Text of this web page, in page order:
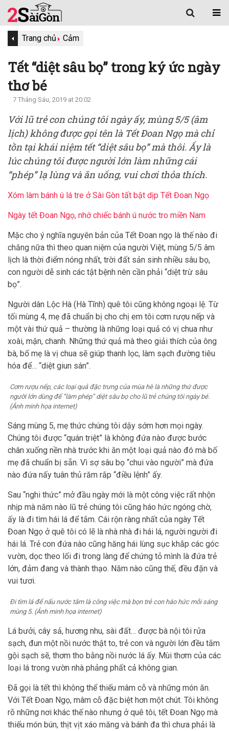
Trang chủ Cảm
Tết “diệt sâu bọ” trong ký ức ngày
thơ bé
7 Tháng Sáu, 2019 at 20:02
Với lũ trẻ con chúng tôi ngày ấy, mùng 5/5 (âm
lịch) không được gọi tên là Tết Đoan Ngọ mà chỉ
tồn tại khái niệm tết “diệt sâu bọ” mà thôi. Ấy là
lúc chúng tôi được người lớn làm những cái
“phép” lạ lùng và ăn uống, vui chơi thỏa thích.
Xóm làm bánh ú lá tre ở Sài Gòn tất bật dịp Tết Đoan Ngọ
Ngày tết Đoan Ngọ, nhớ chiếc bánh ú nước tro miền Nam
Mặc cho ý nghĩa nguyên bản của Tết Đoan ngọ là thế nào đi
chăng nữa thì theo quan niệm của người Việt, mùng 5/5 âm
lịch là thời điểm nóng nhất, trời đất sản sinh nhiều sâu bọ,
con người dễ sinh các tật bệnh nên cần phải “diệt trừ sâu
bọ”.
Người dân Lộc Hà (Hà Tĩnh) quê tôi cũng không ngoại lệ. Từ
tối mùng 4, mẹ đã chuẩn bị cho chị em tôi cơm rượu nếp và
một vài thứ quả – thường là những loại quả có vị chua như
xoài, mận, chanh. Những thứ quả mà theo giải thích của ông
bà, bố mẹ là vị chua sẽ giúp thanh lọc, làm sạch đường tiêu
hóa để… “diệt giun sán”.
Cơm rượu nếp, các loại quả đặc trưng của mùa hè là những thứ được
người lớn dùng để “làm phép” diệt sâu bọ cho lũ trẻ chúng tôi ngày bé.
(Ảnh minh họa internet)
Sáng mùng 5, mẹ thức chúng tôi dậy sớm hơn mọi ngày.
Chúng tôi được “quán triệt” là không đứa nào được bước
chân xuống nền nhà trước khi ăn một loại quả nào đó mà bố
mẹ đã chuẩn bị sẵn. Vì sợ sâu bọ “chui vào người” mà đứa
nào đứa nấy tuân thủ răm rắp “điều lệnh” ấy.
Sau “nghi thức” mở đầu ngày mới là một công việc rất nhộn
nhịp mà năm nào lũ trẻ chúng tôi cũng háo hức ngóng chờ,
ấy là đi tìm hái lá để tắm. Cái rộn ràng nhất của ngày Tết
Đoan Ngọ ở quê tôi có lẽ là nhà nhà đi hái lá, người người đi
hái lá. Trẻ con đứa nào cũng hăng hái lùng sục khắp các góc
vườn, dọc theo lối đi trong làng để chứng tỏ mình là đứa trẻ
lớn, đảm đang và thành thạo. Năm nào cũng thế, đều đặn và
vui tươi.
Đi tìm lá để nấu nước tắm là công việc mà bọn trẻ con háo hức mỗi sáng
mùng 5. (Ảnh minh họa internet)
Lá bưởi, cây sả, hương nhu, sài đất… được bà nội tôi rửa
sạch, đun một nồi nước thật to, trẻ con và người lớn đều tắm
gội sạch sẽ, thơm tho bằng nồi nước lá ấy. Mùi thơm của các
loại lá trong vườn nhà phảng phất cả không gian.
Đã gọi là tết thì không thể thiếu mâm cỗ và những món ăn.
Với Tết Đoan Ngọ, mâm cỗ đặc biệt hơn một chút. Tôi không
rõ những nơi khác thế nào nhưng ở quê tôi, tết Đoan Ngọ mà
thiếu món bún, thịt vịt xáo măng và bánh đa thì chưa phải là